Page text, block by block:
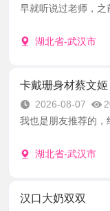
早就听说过老师，之
湖北省-武汉市
卡戴珊身材蔡文姬
2026-08-07
我也是朋友推荐的
湖北省-武汉市
汉口大奶双双